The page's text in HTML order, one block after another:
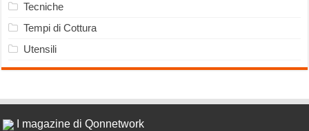
Tecniche
Tempi di Cottura
Utensili
I magazine di Qonnetwork